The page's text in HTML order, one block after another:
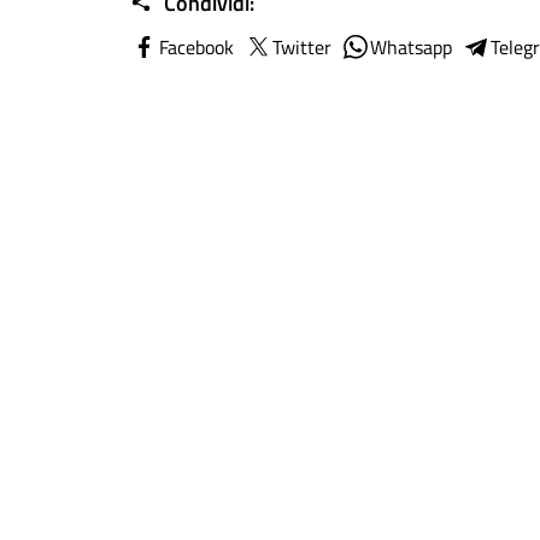
Facebook Twitter Whatsapp